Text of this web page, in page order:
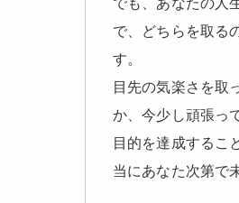
で、どちらを取る
す。
目先の気楽さを取
か、今少し頑張っ
目的を達成するこ
当にあなた次第で